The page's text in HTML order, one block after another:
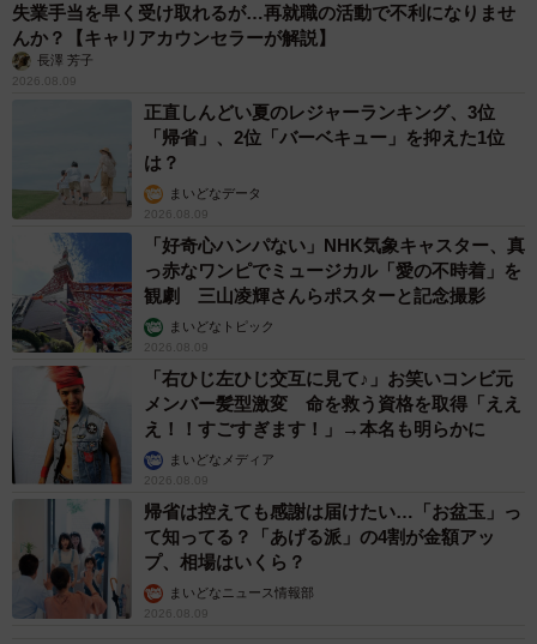
失業手当を早く受け取れるが…再就職の活動で不利になりませ
んか？【キャリアカウンセラーが解説】
長澤 芳子
2026.08.09
正直しんどい夏のレジャーランキング、3位
「帰省」、2位「バーベキュー」を抑えた1位
は？
まいどなデータ
2026.08.09
「好奇心ハンパない」NHK気象キャスター、真
っ赤なワンピでミュージカル「愛の不時着」を
観劇 三山凌輝さんらポスターと記念撮影
まいどなトピック
2026.08.09
「右ひじ左ひじ交互に見て♪」お笑いコンビ元
メンバー髪型激変 命を救う資格を取得「ええ
え！！すごすぎます！」→本名も明らかに
まいどなメディア
2026.08.09
帰省は控えても感謝は届けたい…「お盆玉」っ
て知ってる？「あげる派」の4割が金額アッ
プ、相場はいくら？
まいどなニュース情報部
2026.08.09